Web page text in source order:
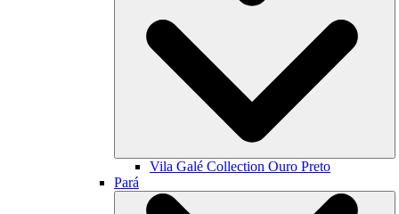
Vila Galé Collection Ouro Preto
Pará